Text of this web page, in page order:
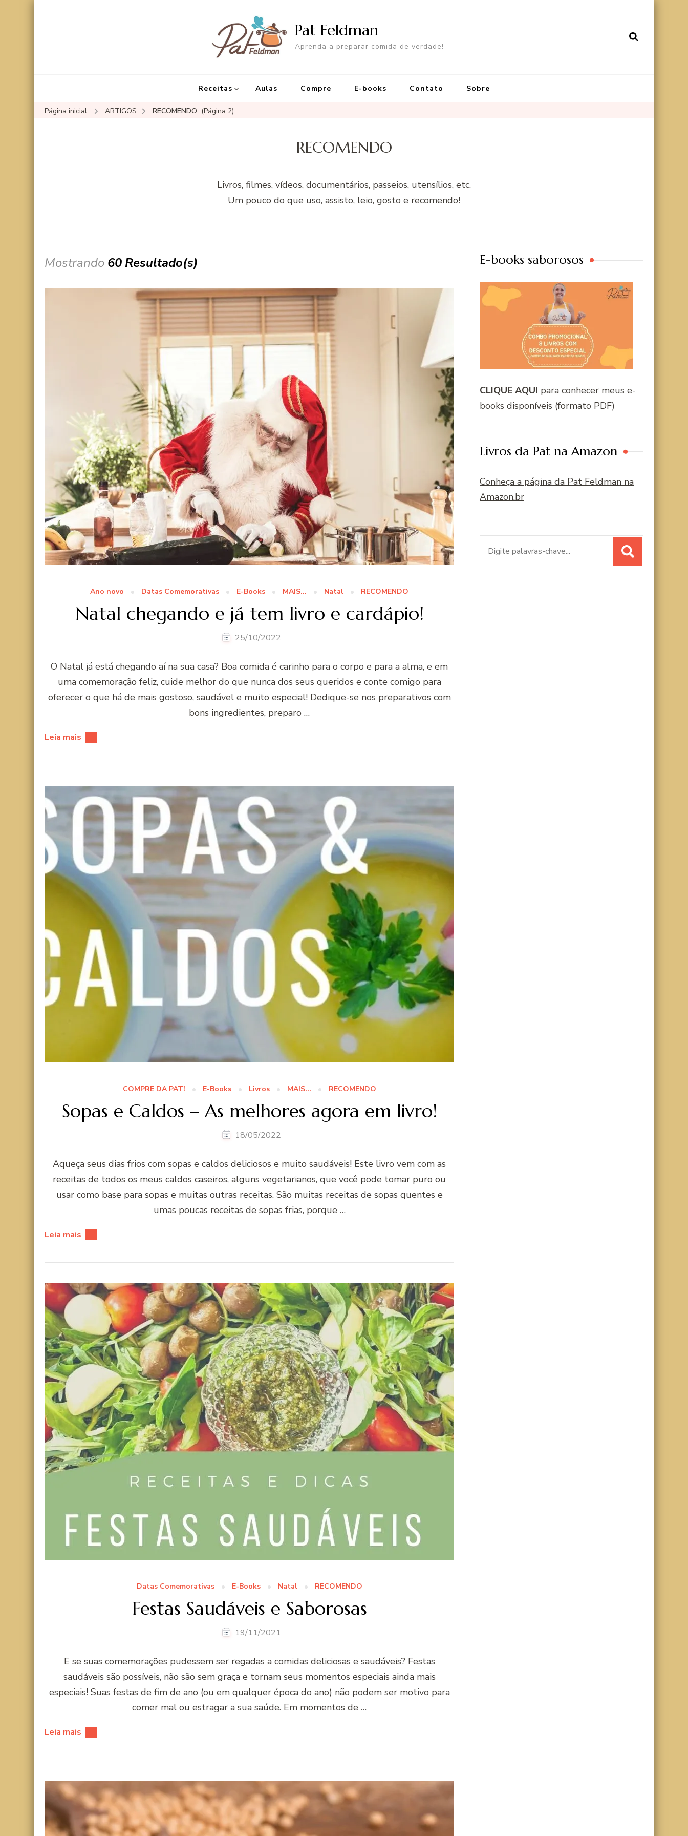
Pat Feldman
Aprenda a preparar comida de verdade!
Receitas Aulas Compre E-books Contato Sobre
Página inicial ARTIGOS RECOMENDO (Página 2)
RECOMENDO
Livros, filmes, vídeos, documentários, passeios, utensílios, etc.
Um pouco do que uso, assisto, leio, gosto e recomendo!
Mostrando 60 Resultado(s)
Ano novo Datas Comemorativas E-Books MAIS... Natal RECOMENDO
Natal chegando e já tem livro e cardápio!
25/10/2022
O Natal já está chegando aí na sua casa? Boa comida é carinho para o corpo e para a alma, e em
uma comemoração feliz, cuide melhor do que nunca dos seus queridos e conte comigo para
oferecer o que há de mais gostoso, saudável e muito especial! Dedique-se nos preparativos com
bons ingredientes, preparo …
Leia mais
COMPRE DA PAT! E-Books Livros MAIS... RECOMENDO
Sopas e Caldos – As melhores agora em livro!
18/05/2022
Aqueça seus dias frios com sopas e caldos deliciosos e muito saudáveis! Este livro vem com as
receitas de todos os meus caldos caseiros, alguns vegetarianos, que você pode tomar puro ou
usar como base para sopas e muitas outras receitas. São muitas receitas de sopas quentes e
umas poucas receitas de sopas frias, porque …
Leia mais
Datas Comemorativas E-Books Natal RECOMENDO
Festas Saudáveis e Saborosas
19/11/2021
E se suas comemorações pudessem ser regadas a comidas deliciosas e saudáveis? Festas
saudáveis são possíveis, não são sem graça e tornam seus momentos especiais ainda mais
especiais! Suas festas de fim de ano (ou em qualquer época do ano) não podem ser motivo para
comer mal ou estragar a sua saúde. Em momentos de …
Leia mais
E-books saborosos
CLIQUE AQUI para conhecer meus e-
books disponíveis (formato PDF)
Livros da Pat na Amazon
Conheça a página da Pat Feldman na
Amazon.br